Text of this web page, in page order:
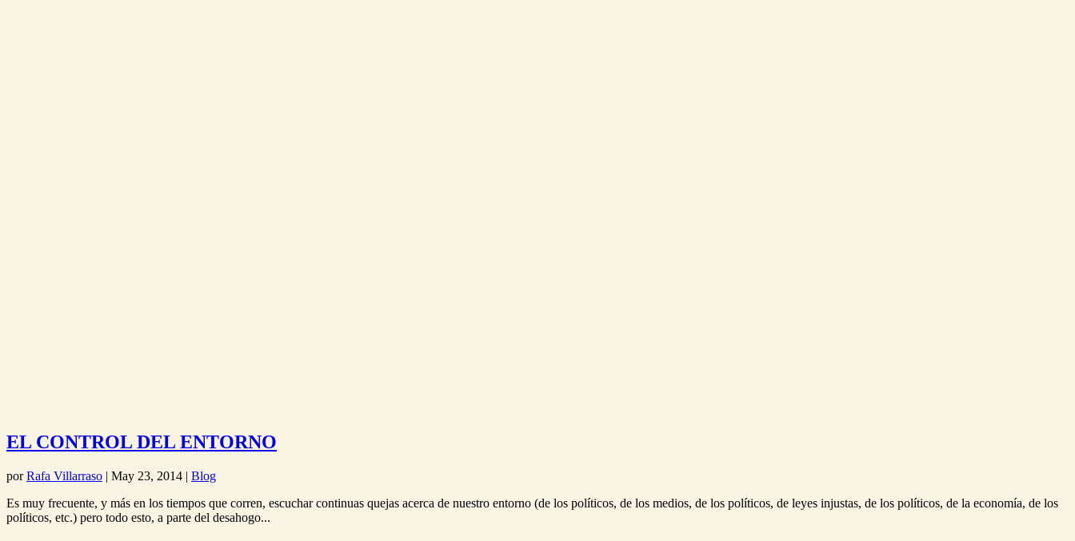
EL CONTROL DEL ENTORNO
porRafa Villarraso | May 23, 2014 | Blog
Es muy frecuente, y más en los tiempos que corren, escuchar continuas quejas acerca de nuestro entorno (de los políticos, de los medios, de los políticos, de leyes injustas, de los políticos, de la economía, de los
políticos, etc.) pero todo esto, a parte del desahogo...